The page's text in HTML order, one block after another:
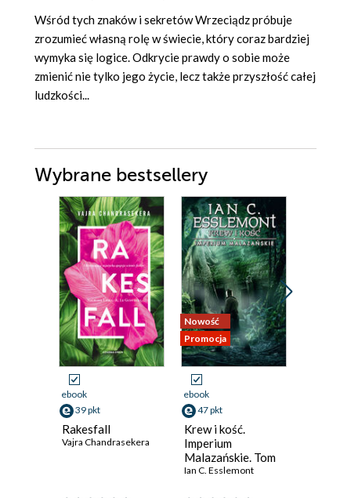
Wśród tych znaków i sekretów Wrzeciądz próbuje
zrozumieć własną rolę w świecie, który coraz bardziej
wymyka się logice. Odkrycie prawdy o sobie może
zmienić nie tylko jego życie, lecz także przyszłość całej
ludzkości...
Wybrane bestsellery
ebook
39 pkt
Rakesfall
Vajra Chandrasekera
Nowość
Promocja
ebook
47 pkt
Krew i kość.
Imperium
Malazańskie. Tom
5
Ian C. Esslemont